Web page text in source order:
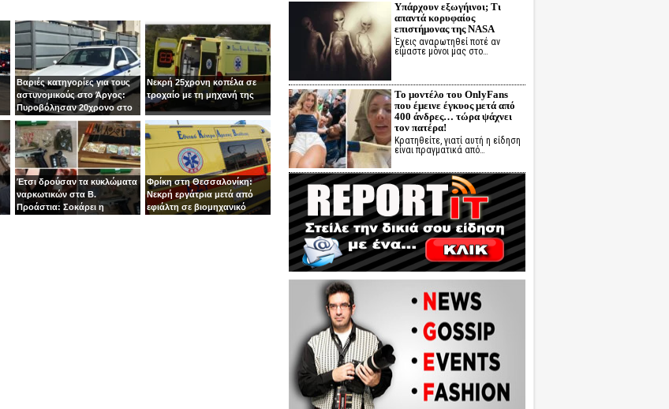
Βαριές κατηγορίες για τους
αστυνομικούς στο Άργος:
Πυροβόλησαν 20χρονο στο
κεφάλι
Νεκρή 25χρονη κοπέλα σε
τροχαίο με τη μηχανή της
Έτσι δρούσαν τα κυκλώματα
ναρκωτικών στα Β.
Προάστια: Σοκάρει η
Φρίκη στη Θεσσαλονίκη:
Νεκρή εργάτρια μετά από
εφιάλτη σε βιομηχανικό
Υπάρχουν εξωγήινοι; Τι
απαντά κορυφαίος
επιστήμονας της NASA
Έχεις αναρωτηθεί ποτέ αν
είμαστε μόνοι μας στο…
Το μοντέλο του OnlyFans
που έμεινε έγκυος μετά από
400 άνδρες… τώρα ψάχνει
τον πατέρα!
Κρατηθείτε, γιατί αυτή η είδηση
είναι πραγματικά από…